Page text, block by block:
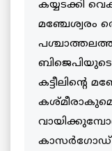
കയ്യടക്കി
മഞ്ചേശ്വരം
കട്ടീലിന്റെ
കാസർഗോഡ്